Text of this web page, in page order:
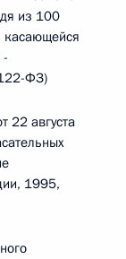
из 100
касающейся
-
ФЗ)
22 августа
1995,